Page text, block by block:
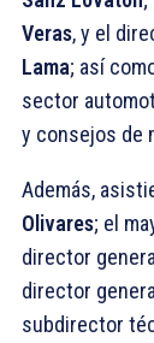
Veras, y el
Lama; así
sector
y consejos de
Además,
Olivares; el
director
director
subdirector